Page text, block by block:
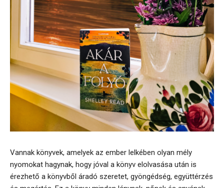
Vannak könyvek, amelyek az ember lelkében olyan mély
nyomokat hagynak, hogy jóval a könyv elolvasása után is
érezhető a könyvből áradó szeretet, gyöngédség, együttérzés